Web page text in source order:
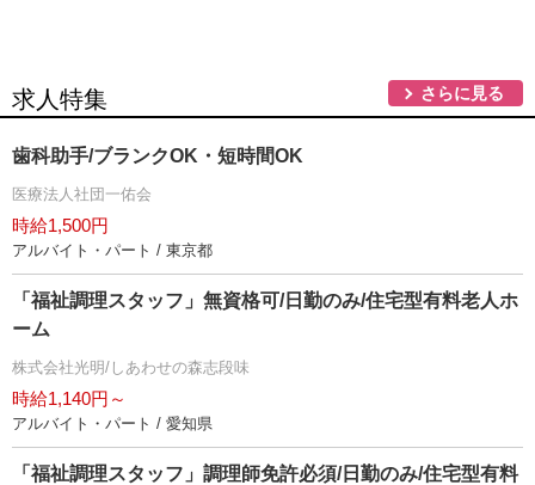
求人特集 さらに見る
歯科助手/ブランクOK・短時間OK
医療法人社団一佑会
時給1,500円
アルバイト・パート / 東京都
「福祉調理スタッフ」無資格可/日勤のみ/住宅型有料老人ホ
ーム
株式会社光明/しあわせの森志段味
時給1,140円～
アルバイト・パート / 愛知県
「福祉調理スタッフ」調理師免許必須/日勤のみ/住宅型有料